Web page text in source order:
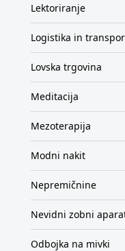
Lektoriranje
Logistika in
Lovska trgovina
Meditacija
Mezoterapija
Modni nakit
Nepremičnine
Nevidni zobni
Odbojka na mivki